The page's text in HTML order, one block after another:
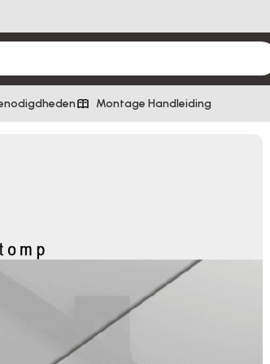
Montage Handleiding
naturel/grey – 280 x 110cm